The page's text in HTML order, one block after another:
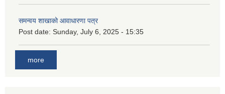
समन्वय शाखाको आवाधारणा पत्र
Post date: Sunday, July 6, 2025 - 15:35
more